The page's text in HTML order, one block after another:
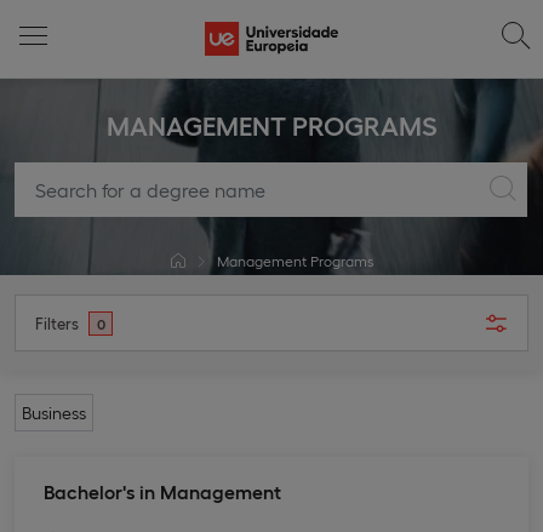
MANAGEMENT PROGRAMS
Management Programs
Filters 0
Business
Bachelor's in Management